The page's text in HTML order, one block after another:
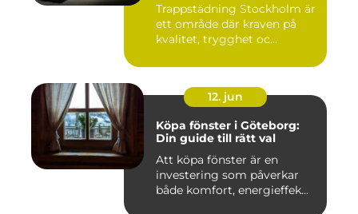
Trappstädning Stockholm är
ett område där kraven på
kvalitet, trygghet oc...
12. jun
Köpa fönster i Göteborg:
Din guide till rätt val
Att köpa fönster är en
investering som påverkar
både komfort, energieffek...